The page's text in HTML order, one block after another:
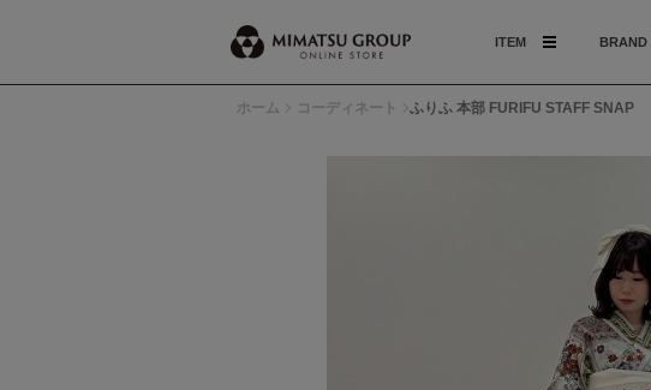
ITEM BRAND
ホーム コーディネート ふりふ 本部 FURIFU STAFF SNAP